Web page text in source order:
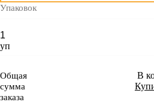
Упаковок
уп
Общая
сумма
заказа
В